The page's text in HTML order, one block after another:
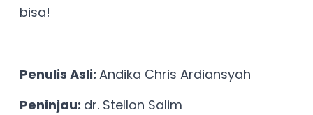
bisa!
Penulis Asli: Andika Chris Ardiansyah
Peninjau: dr. Stellon Salim